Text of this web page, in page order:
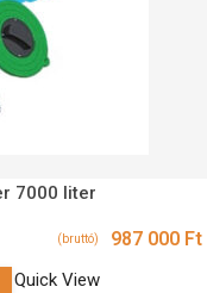
7000 liter
987 000 Ft
(bruttó)
Quick View